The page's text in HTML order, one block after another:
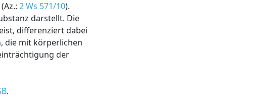
2 Ws 571/10).
darstellt. Die
differenziert dabei
die mit körperlichen
der
.